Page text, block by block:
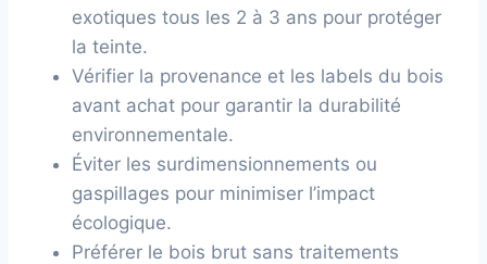
exotiques tous les 2 à 3 ans pour protéger
la teinte.
Vérifier la provenance et les labels du bois
avant achat pour garantir la durabilité
environnementale.
Éviter les surdimensionnements ou
gaspillages pour minimiser l’impact
écologique.
Préférer le bois brut sans traitements